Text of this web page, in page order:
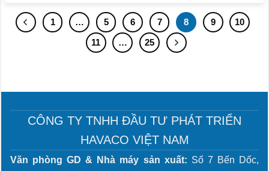
1 … 5 6 7 8 9
10
11
… 25
CÔNG TY TNHH ĐẦU TƯ PHÁT TRIỂN
HAVACO VIỆT NAM
Văn phòng GD & Nhà máy sản xuất: Số 7 Bến Dốc,